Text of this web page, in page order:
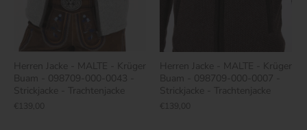
Herren Jacke - MALTE - Krüger
Buam - 098709-000-0043 -
Strickjacke - Trachtenjacke
€139,00
Herren Jacke - MALTE - Krüger
Buam - 098709-000-0007 -
Strickjacke - Trachtenjacke
€139,00